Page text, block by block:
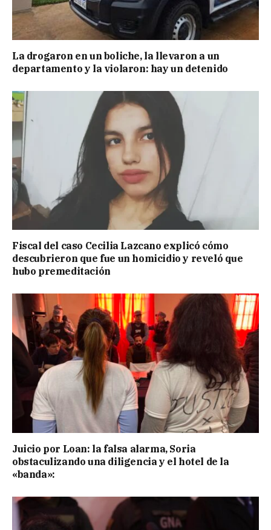
La drogaron en un boliche, la llevaron a un
departamento y la violaron: hay un detenido
Fiscal del caso Cecilia Lazcano explicó cómo
descubrieron que fue un homicidio y reveló que
hubo premeditación
Juicio por Loan: la falsa alarma, Soria
obstaculizando una diligencia y el hotel de la
«banda»: